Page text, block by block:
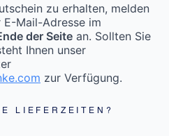
zu erhalten, melden
Mail-Adresse im
der Seite an. Sollten Sie
Ihnen unser
zur Verfügung.
LIEFERZEITEN?